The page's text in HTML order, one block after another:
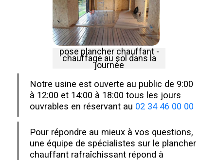
pose plancher chauffant -
chauffage au sol dans la
journée
Notre usine est ouverte au public de 9:00
à 12:00 et 14:00 à 18:00 tous les jours
ouvrables en réservant au 02 34 46 00 00
Pour répondre au mieux à vos questions,
une équipe de spécialistes sur le plancher
chauffant rafraîchissant répond à